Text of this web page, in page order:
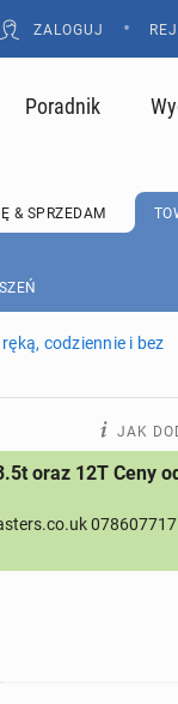
ZALOGUJ •
Poradnik
& SPRZEDAM
codziennie i bez
JAK
oraz 12T Ceny